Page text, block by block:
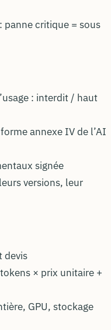
critique = sous
: interdit / haut
annexe IV de l’AI
signée
versions, leur
devis
× prix unitaire +
GPU, stockage